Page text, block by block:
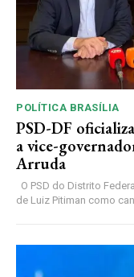
POLÍTICA BRASÍLIA
PSD-DF
a vice-
Arruda
de Luiz Pitiman como